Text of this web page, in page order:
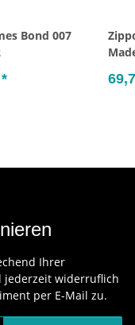
Bond 007
*
Ihrer
jederzeit widerruflich
per E-Mail zu.